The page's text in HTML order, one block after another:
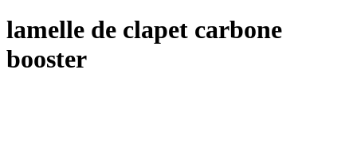
lamelle de clapet carbone
booster